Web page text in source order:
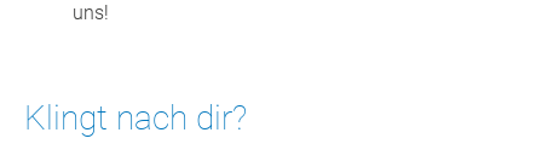
uns!
Klingt nach dir?